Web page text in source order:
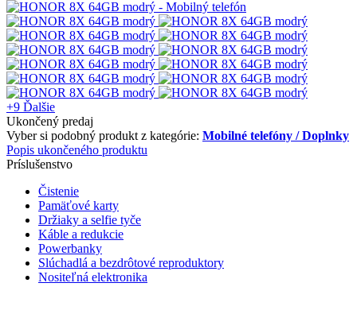
+9 Ďalšie
Ukončený predaj
Vyber si podobný produkt z kategórie: Mobilné telefóny / Doplnky
Popis ukončeného produktu
Príslušenstvo
Čistenie
Pamäťové karty
Držiaky a selfie tyče
Káble a redukcie
Powerbanky
Slúchadlá a bezdrôtové reproduktory
Nositeľná elektronika